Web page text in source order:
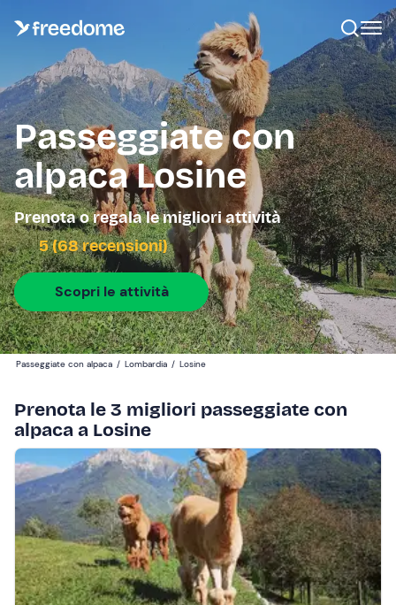
Passeggiate con
alpaca Losine
Prenota o regala le migliori attività
5 (68 recensioni)
Scopri le attività
Passeggiate con alpaca / Lombardia / Losine
Prenota le 3 migliori passeggiate con
alpaca a Losine